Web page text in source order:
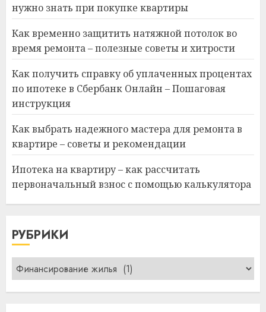
нужно знать при покупке квартиры
Как временно защитить натяжной потолок во
время ремонта – полезные советы и хитрости
Как получить справку об уплаченных процентах
по ипотеке в Сбербанк Онлайн – Пошаговая
инструкция
Как выбрать надежного мастера для ремонта в
квартире – советы и рекомендации
Ипотека на квартиру – как рассчитать
первоначальный взнос с помощью калькулятора
РУБРИКИ
Рубрики